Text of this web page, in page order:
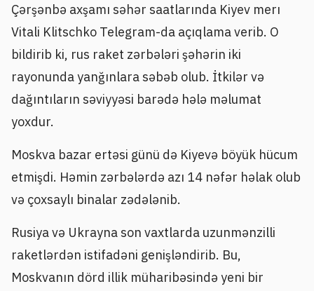
Çərşənbə axşamı səhər saatlarında Kiyev merı
Vitali Klitschko Telegram-da açıqlama verib. O
bildirib ki, rus raket zərbələri şəhərin iki
rayonunda yanğınlara səbəb olub. İtkilər və
dağıntıların səviyyəsi barədə hələ məlumat
yoxdur.
Moskva bazar ertəsi günü də Kiyevə böyük hücum
etmişdi. Həmin zərbələrdə azı 14 nəfər həlak olub
və çoxsaylı binalar zədələnib.
Rusiya və Ukrayna son vaxtlarda uzunmənzilli
raketlərdən istifadəni genişləndirib. Bu,
Moskvanın dörd illik müharibəsində yeni bir